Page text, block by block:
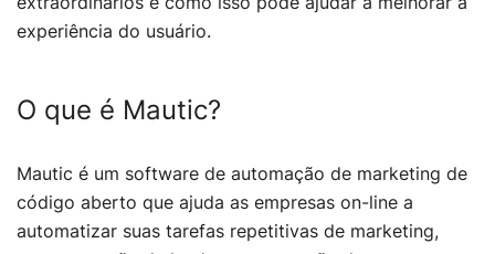
experiência do usuário.
O que é Mautic?
Mautic é um software de automação de marketing de
código aberto que ajuda as empresas on-line a
automatizar suas tarefas repetitivas de marketing,